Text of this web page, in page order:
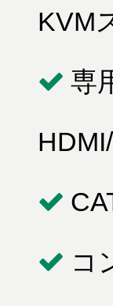
KVM
専
コ